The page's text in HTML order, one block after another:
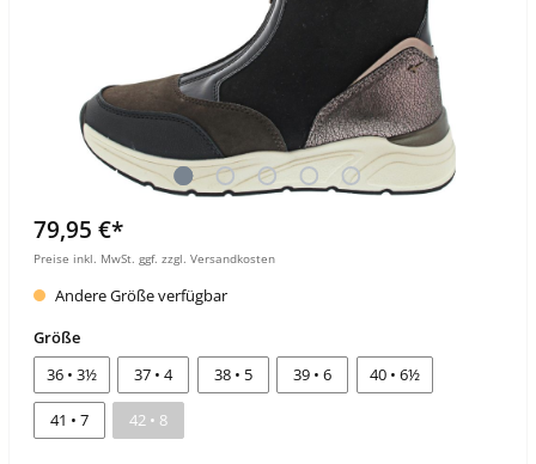
79,95 €*
Preise inkl. MwSt. ggf. zzgl. Versandkosten
Andere Größe verfügbar
Größe
36 • 3½
37 • 4 38 • 5 39 • 6 40 • 6½
41 • 7 42 • 8